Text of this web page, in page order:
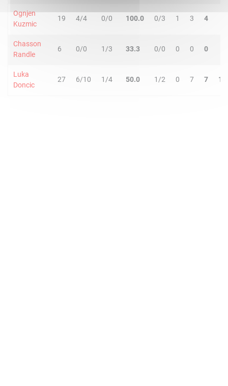
Ognjen
Kuzmic
19 4/4 0/0 100.0 0/3 1 3 4
Chasson
Randle
6 0/0 1/3 33.3 0/0 0 0 0
Luka
Doncic
27 6/10 1/4 50.0 1/2 0 7 7 10